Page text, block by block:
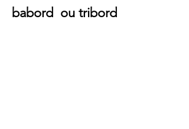
babord ou tribord